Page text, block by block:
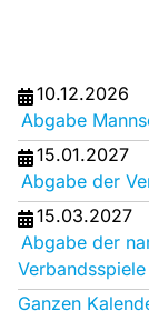
10.12.2026
Abgabe
15.01.2027
Abgabe der
15.03.2027
Abgabe der
Verbandsspiele
Ganzen